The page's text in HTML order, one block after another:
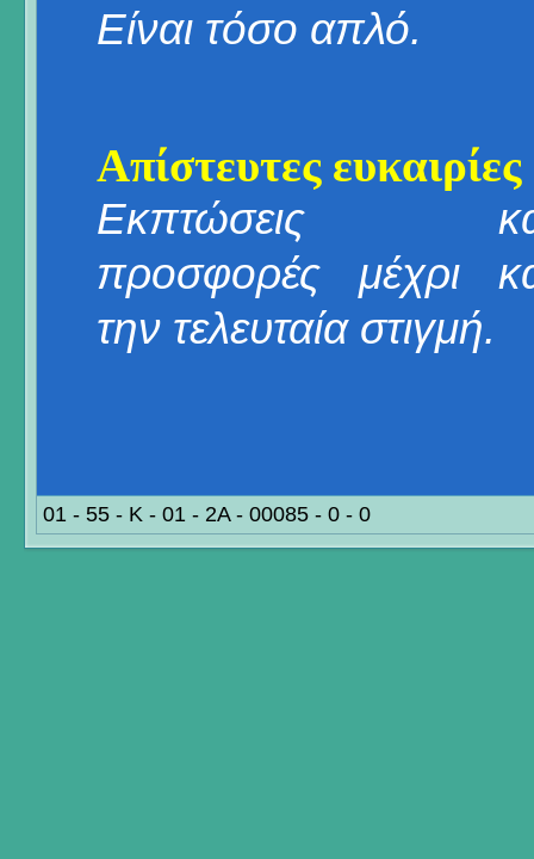
Είναι τόσο απλό.
Απίστευτες ευκαιρίες
Εκπτώσεις
προσφορές μέχρι
την τελευταία στιγμή.
01 - 55 - K - 01 - 2A - 00085 - 0 - 0